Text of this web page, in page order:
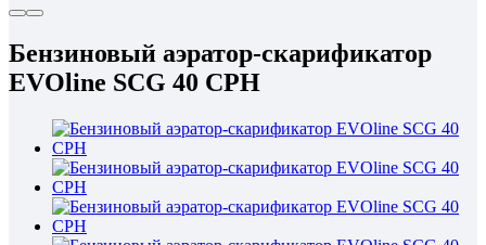
Бензиновый аэратор-скарификатор
EVOline SCG 40 CPH